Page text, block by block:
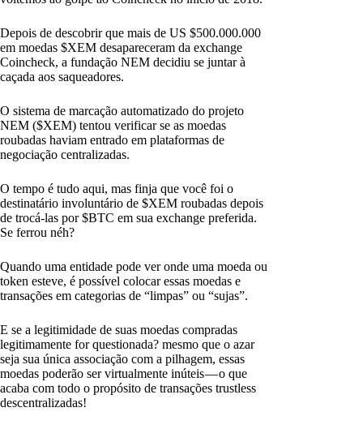
Depois de descobrir que mais de US $500.000.000
em moedas $XEM desapareceram da exchange
Coincheck, a fundação NEM decidiu se juntar à
caçada aos saqueadores.
O sistema de marcação automatizado do projeto
NEM ($XEM) tentou verificar se as moedas
roubadas haviam entrado em plataformas de
negociação centralizadas.
O tempo é tudo aqui, mas finja que você foi o
destinatário involuntário de $XEM roubadas depois
de trocá-las por $BTC em sua exchange preferida.
Se ferrou néh?
Quando uma entidade pode ver onde uma moeda ou
token esteve, é possível colocar essas moedas e
transações em categorias de “limpas” ou “sujas”.
E se a legitimidade de suas moedas compradas
legitimamente for questionada? mesmo que o azar
seja sua única associação com a pilhagem, essas
moedas poderão ser virtualmente inúteis — o que
acaba com todo o propósito de transações trustless
descentralizadas!